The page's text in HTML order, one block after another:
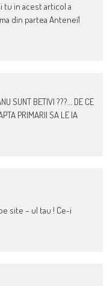
tu in acest articol a
din partea Antenei1
SUNT BETIVI ???… DE CE
PRIMARII SA LE IA
site – ul tau ! Ce-i